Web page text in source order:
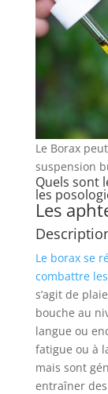
Le Borax
suspension
Quels sont
les
Les
Le borax se
combattre
s’agit de
bouche au
langue ou
fatigue ou à
mais sont
entraîner